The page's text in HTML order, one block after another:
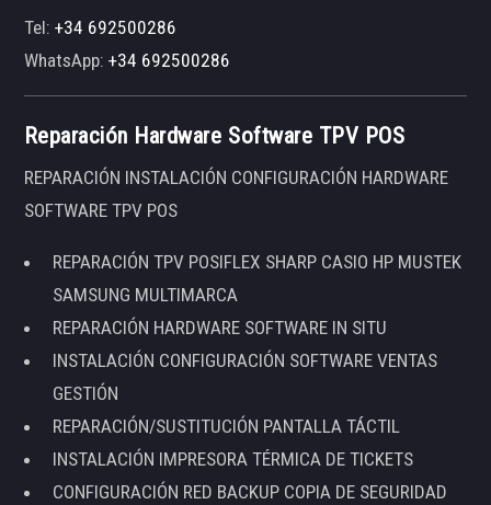
Tel:+34 692500286
WhatsApp:+34 692500286
Reparación Hardware Software TPV POS
REPARACIÓN INSTALACIÓN CONFIGURACIÓN HARDWARE
SOFTWARE TPV POS
REPARACIÓN TPV POSIFLEX SHARP CASIO HP MUSTEK
SAMSUNG MULTIMARCA
REPARACIÓN HARDWARE SOFTWARE IN SITU
INSTALACIÓN CONFIGURACIÓN SOFTWARE VENTAS
GESTIÓN
REPARACIÓN/SUSTITUCIÓN PANTALLA TÁCTIL
INSTALACIÓN IMPRESORA TÉRMICA DE TICKETS
CONFIGURACIÓN RED BACKUP COPIA DE SEGURIDAD